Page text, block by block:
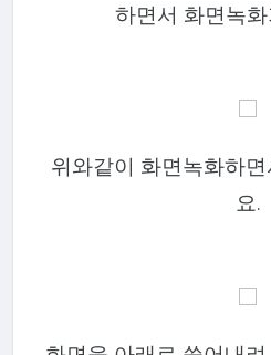
하면서 화면녹
위와같이 화면녹화하
요.